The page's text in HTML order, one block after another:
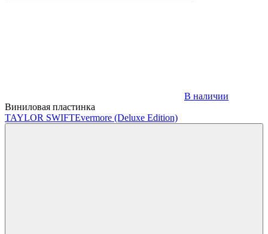
В наличии
Виниловая пластинка
TAYLOR SWIFTEvermore (Deluxe Edition)